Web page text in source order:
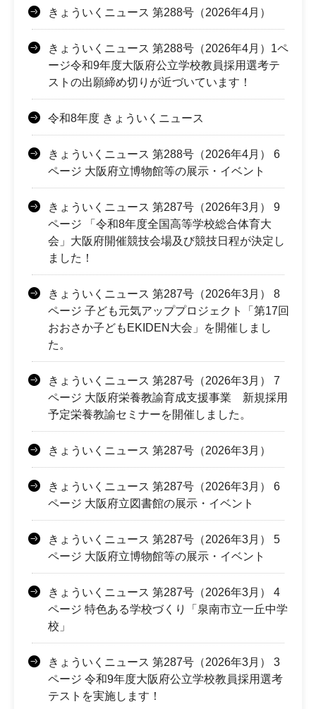
きょういくニュース 第288号（2026年4月）
きょういくニュース 第288号（2026年4月）1ペ
ージ令和9年度大阪府公立学校教員採用選考テ
ストの出願締め切りが近づいています！
令和8年度 きょういくニュース
きょういくニュース 第288号（2026年4月） 6
ページ 大阪府立博物館等の展示・イベント
きょういくニュース 第287号（2026年3月） 9
ページ 「令和8年度全国高等学校総合体育大
会」大阪府開催競技会場及び競技日程が決定し
ました！
きょういくニュース 第287号（2026年3月） 8
ページ 子ども元気アッププロジェクト「第17回
おおさか子どもEKIDEN大会」を開催しまし
た。
きょういくニュース 第287号（2026年3月） 7
ページ 大阪府栄養教諭育成支援事業 新規採用
予定栄養教諭セミナーを開催しました。
きょういくニュース 第287号（2026年3月）
きょういくニュース 第287号（2026年3月） 6
ページ 大阪府立図書館の展示・イベント
きょういくニュース 第287号（2026年3月） 5
ページ 大阪府立博物館等の展示・イベント
きょういくニュース 第287号（2026年3月） 4
ページ 特色ある学校づくり「泉南市立一丘中学
校」
きょういくニュース 第287号（2026年3月） 3
ページ 令和9年度大阪府公立学校教員採用選考
テストを実施します！